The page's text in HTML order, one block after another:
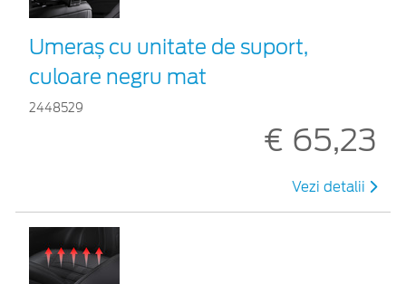
Umeraș cu unitate de suport,
culoare negru mat
2448529
€ 65,23
Vezi detalii